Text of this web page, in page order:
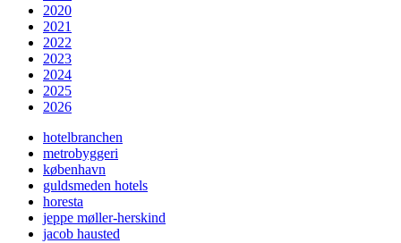
2020
2021
2022
2023
2024
2025
2026
hotelbranchen
metrobyggeri
københavn
guldsmeden hotels
horesta
jeppe møller-herskind
jacob hausted